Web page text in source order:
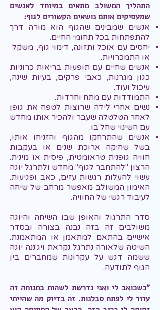
התהליך המשולב מתאים במיוחד לאנשים
שמעסיקים אותם נושאים הקשורים לגוף:
אנשים שמבינים שהגוף הוא מורה דרך
להתפתחות בכל תחומי החיים.
יחסים עם אוכל ותזונה, דימוי גוף, משקל
או התמכרויות.
אנשים שחיים עם תופעות בריאות כרוניות
כגון מגרנות, כאבי פרקים, בעיות שינה,
עיכול ועוד.
התמודדות עם מתח וחרדות.
נשים אחרי לידה שרוצות לטפח את גופן
לאחר הטלטלה שעבר ולהכיר אותו מחדש
עם השינוי שחל בו.
אנשים שהתרחקו מהגוף והזניחו אותו,
בשל שחיקה ארוכת שנים או בעקבות
חוויה גופנית טראומטית, פיסית או מינית.
הרצון "להתחבר לגוף" מחדש ולתרגל יוגה
עשוי להעלות רגשות עזים, כאב ופגיעות.
האימון המשולב מאפשר מרחב של שיחה
לעיבוד רגשי של החוויה.
סדר התרגול והאופן שבו השיחה והיוגה
משולבים זה בזה נבנה בצורה ובסדר
אישיים בהתאם למתאמן או המתאמנת.
השיטה שלאורה נתרגל נקראת ויג'ננה יוגה
ששמה דגש על עקרונות שמחברים בין
הגוף לתודעה.
"כשכואב לי ואני נדרשת לשהות בתנוחה זה
עוזר לי לפתח סבלנות. זה בדיוק מה שהייתי